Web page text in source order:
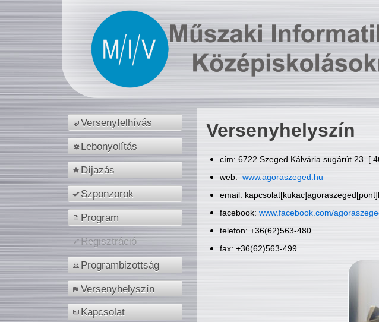
Versenyfelhívás
Lebonyolítás
Díjazás
Szponzorok
Program
Regisztráció
Programbizottság
Versenyhelyszín
Kapcsolat
Versenyhelyszín
cím: 6722 Szeged Kálvária sugárút 23. [
web: www.agoraszeged.hu
email:
facebook: www.facebook.com/
telefon: +36(62)563-480
fax: +36(62)563-499